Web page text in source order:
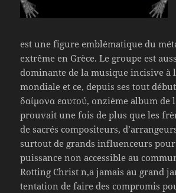
est une figure emblématique du
extrême en Grèce. Le groupe est
dominante de la musique incisive à
mondiale et ce, depuis ses tout
δαίμονα εαυτού, onzième album de
prouvait une fois de plus que les
de sacrés compositeurs,
surtout de grands influenceurs
puissance non accessible au
Rotting Christ n,a jamais au grand
tentation de faire des compromis